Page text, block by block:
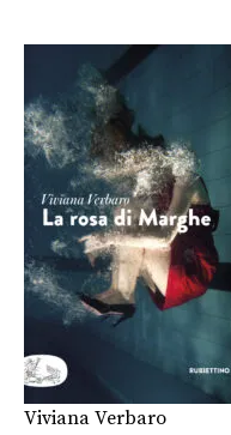
Viviana Verbaro